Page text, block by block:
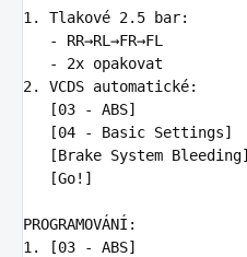
1.
   -
   -
2.
VCDS automatické:
   [03 - ABS]
   [04 - Basic Settings]
   [Brake System Bleeding]
   [Go!]
1.